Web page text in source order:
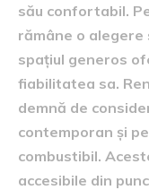
său confortabil.
rămâne o
spațiul generos
fiabilitatea sa.
demnă de
contemporan și
combustibil.
accesibile din